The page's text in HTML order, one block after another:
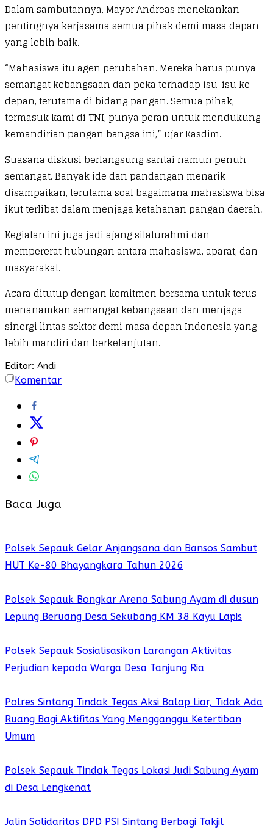
Dalam sambutannya, Mayor Andreas menekankan
pentingnya kerjasama semua pihak demi masa depan
yang lebih baik.
“Mahasiswa itu agen perubahan. Mereka harus punya
semangat kebangsaan dan peka terhadap isu-isu ke
depan, terutama di bidang pangan. Semua pihak,
termasuk kami di TNI, punya peran untuk mendukung
kemandirian pangan bangsa ini,” ujar Kasdim.
Suasana diskusi berlangsung santai namun penuh
semangat. Banyak ide dan pandangan menarik
disampaikan, terutama soal bagaimana mahasiswa bisa
ikut terlibat dalam menjaga ketahanan pangan daerah.
Kegiatan ini juga jadi ajang silaturahmi dan
mempererat hubungan antara mahasiswa, aparat, dan
masyarakat.
Acara ditutup dengan komitmen bersama untuk terus
menanamkan semangat kebangsaan dan menjaga
sinergi lintas sektor demi masa depan Indonesia yang
lebih mandiri dan berkelanjutan.
Editor: Andi
Komentar
Baca Juga
Polsek Sepauk Gelar Anjangsana dan Bansos Sambut
HUT Ke-80 Bhayangkara Tahun 2026
Polsek Sepauk Bongkar Arena Sabung Ayam di dusun
Lepung Beruang Desa Sekubang KM 38 Kayu Lapis
Polsek Sepauk Sosialisasikan Larangan Aktivitas
Perjudian kepada Warga Desa Tanjung Ria
Polres Sintang Tindak Tegas Aksi Balap Liar, Tidak Ada
Ruang Bagi Aktifitas Yang Mengganggu Ketertiban
Umum
Polsek Sepauk Tindak Tegas Lokasi Judi Sabung Ayam
di Desa Lengkenat
Jalin Solidaritas DPD PSI Sintang Berbagi Takjil